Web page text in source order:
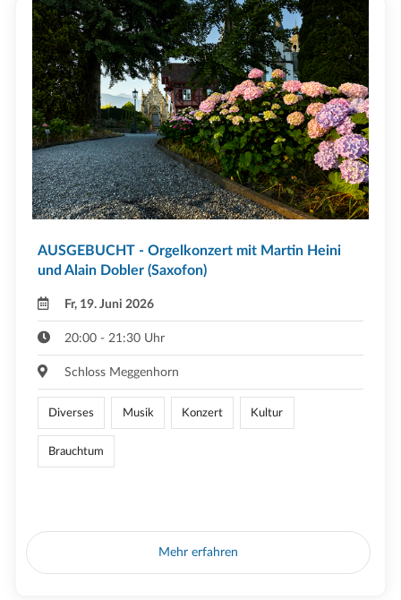
AUSGEBUCHT - Orgelkonzert mit Martin Heini
und Alain Dobler (Saxofon)
Fr, 19. Juni 2026
20:00 - 21:30 Uhr
Schloss Meggenhorn
Diverses Musik Konzert Kultur
Brauchtum
Mehr erfahren